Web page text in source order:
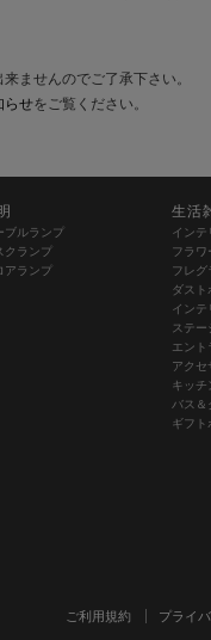
ませんのでご了承下さい。
らせをご覧ください。
ブルランプ
クランプ
アランプ
生活
インテ
フラワ
フレグ
ダスト
インテ
ステー
エント
アクセ
キッチ
バス＆
ギフト
ご利用規約 プライ